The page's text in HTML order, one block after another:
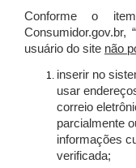
Conforme o
Consumidor.gov.br,
usuário do site não
inserir no
usar
correio
parcialmente
informações
verificada;